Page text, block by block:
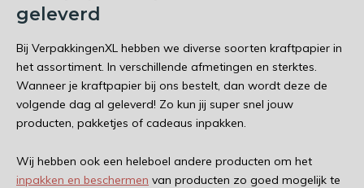
geleverd
Bij VerpakkingenXL hebben we diverse soorten kraftpapier in
het assortiment. In verschillende afmetingen en sterktes.
Wanneer je kraftpapier bij ons bestelt, dan wordt deze de
volgende dag al geleverd! Zo kun jij super snel jouw
producten, pakketjes of cadeaus inpakken.
Wij hebben ook een heleboel andere producten om het
inpakken en beschermen van producten zo goed mogelijk te